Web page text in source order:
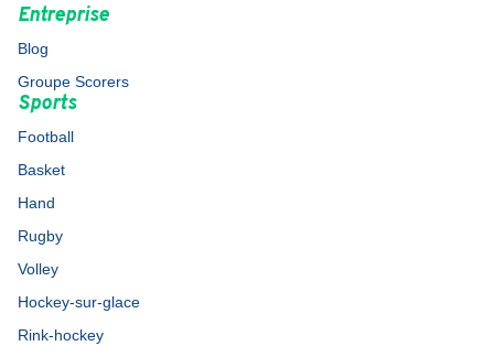
Entreprise
Blog
Groupe Scorers
Sports
Football
Basket
Hand
Rugby
Volley
Hockey-sur-glace
Rink-hockey